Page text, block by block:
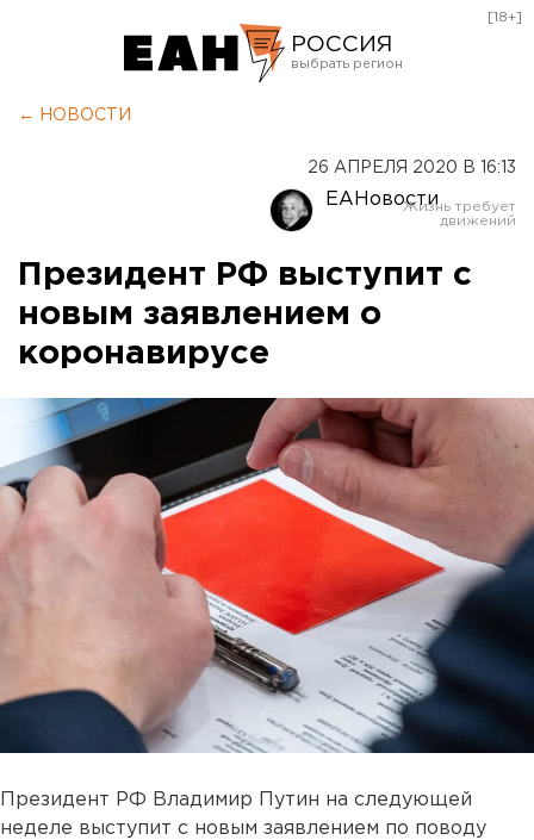
РОССИЯ
Оренбург
[18+]
← НОВОСТИ
26 АПРЕЛЯ 2020 В 16:13
ЕАНовости
Президент РФ выступит с
новым заявлением о
коронавирусе
Президент РФ Владимир Путин на следующей
неделе выступит с новым заявлением по поводу